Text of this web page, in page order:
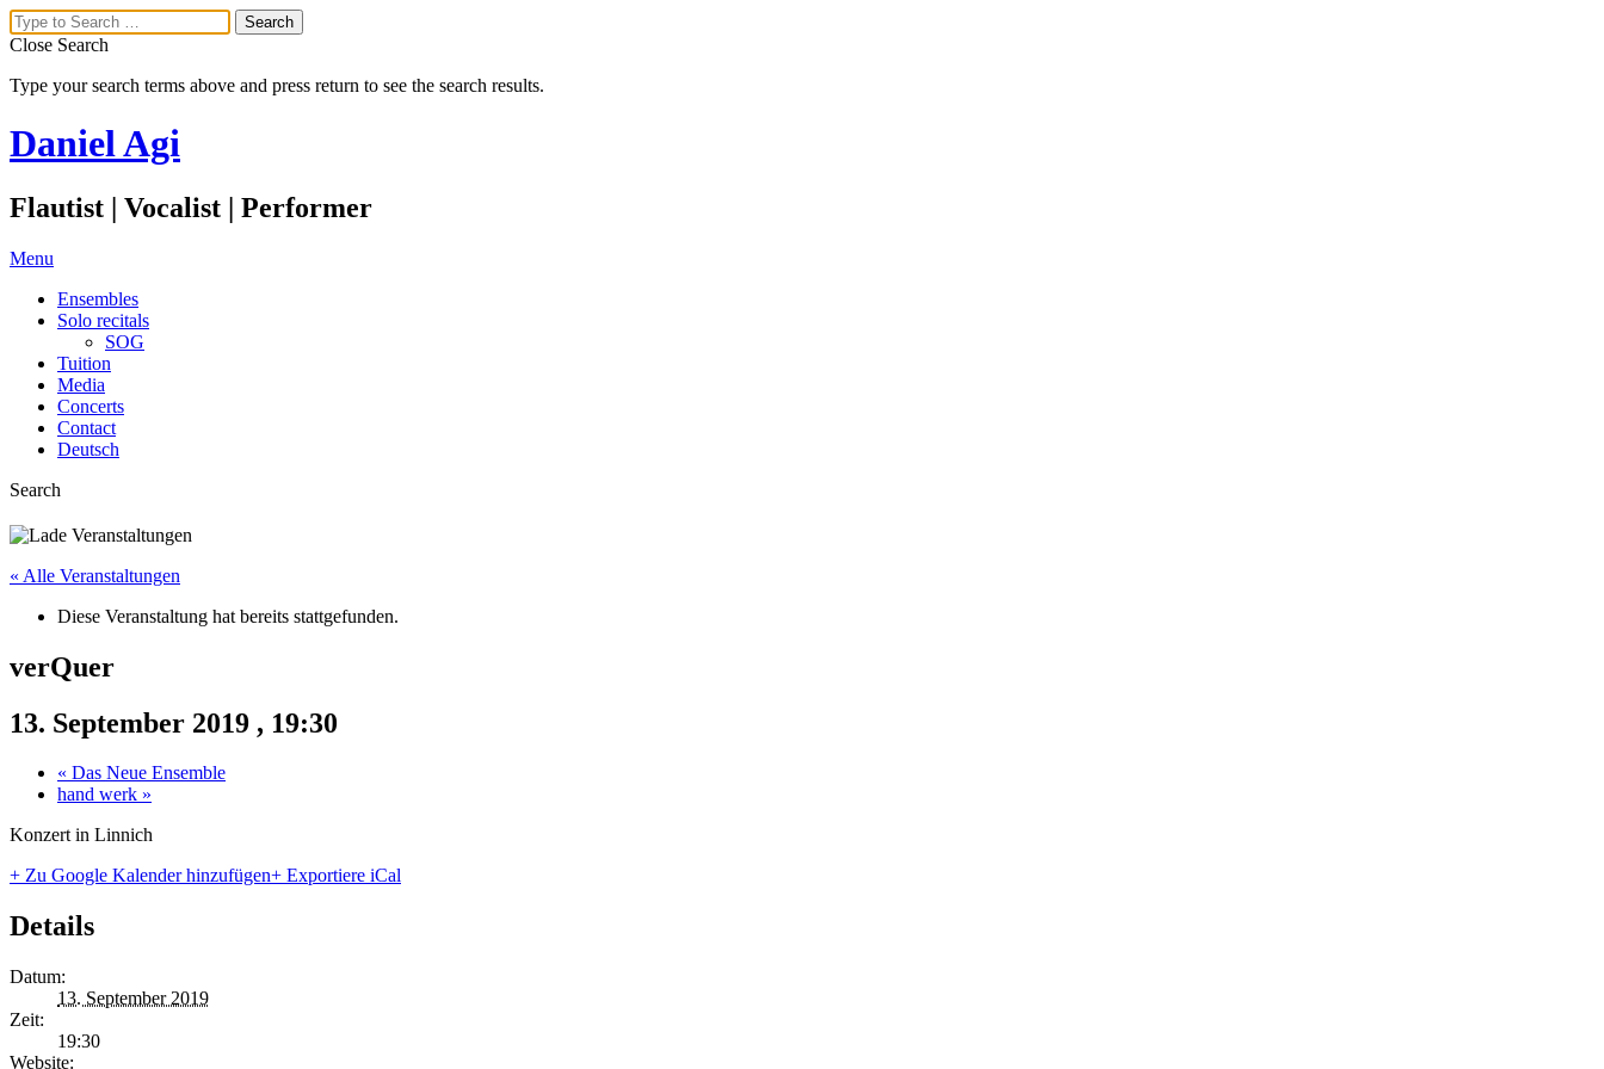
Close Search
Type your search terms above and press return to see the search results.
Daniel Agi
Flautist | Vocalist | Performer
Menu
Ensembles
Solo recitals
SOG
Tuition
Media
Concerts
Contact
Deutsch
Search
« Alle Veranstaltungen
Diese Veranstaltung hat bereits stattgefunden.
verQuer
13. September 2019 , 19:30
« Das Neue Ensemble
hand werk »
Konzert in Linnich
+ Zu Google Kalender hinzufügen+ Exportiere iCal
Details
Datum:
13. September 2019
Zeit:
19:30
Website: